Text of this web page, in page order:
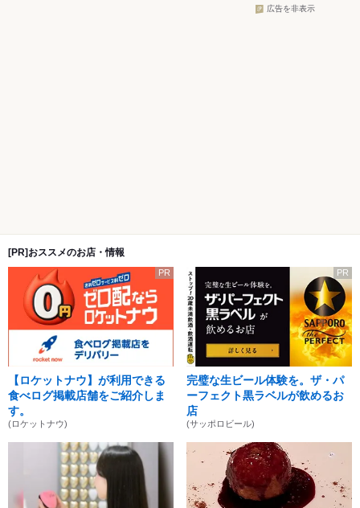
広告を非表示
[PR]おススメのお店・情報
PR
【ロケットナウ】が利用できる
食べログ掲載店舗をご紹介しま
す。
(ロケットナウ)
PR
完璧な生ビール体験を。ザ・パ
ーフェクト黒ラベルが飲めるお
店
(サッポロビール)